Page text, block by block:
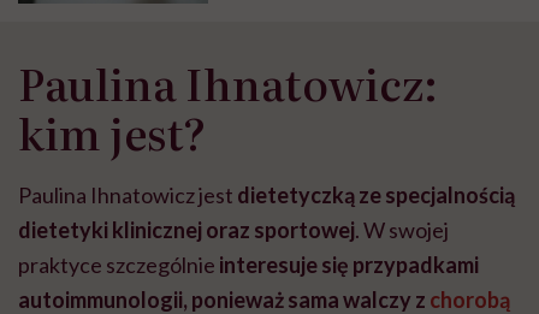
Paulina Ihnatowicz:
kim jest?
Paulina Ihnatowicz jest dietetyczką ze specjalnością
dietetyki klinicznej oraz sportowej. W swojej
praktyce szczególnie interesuje się przypadkami
autoimmunologii, ponieważ sama walczy z chorobą